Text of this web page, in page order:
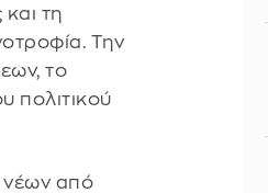
τη
Την
το
πολιτικού
νέων από